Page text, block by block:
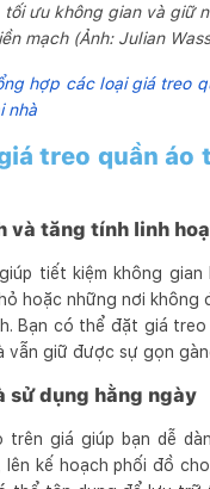
ưu không gian và giữ
mạch (Ảnh: Julian
hợp các loại giá treo
nhà
treo quần áo
và tăng tính linh
tiết kiệm không gian
hoặc những nơi không
Bạn có thể đặt giá
vẫn giữ được sự gọn
sử dụng hằng ngày
trên giá giúp bạn dễ
lên kế hoạch phối đồ